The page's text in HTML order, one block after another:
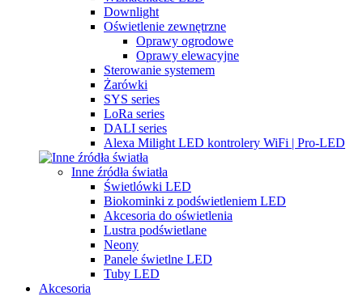
Downlight
Oświetlenie zewnętrzne
Oprawy ogrodowe
Oprawy elewacyjne
Sterowanie systemem
Żarówki
SYS series
LoRa series
DALI series
Alexa Milight LED kontrolery WiFi | Pro-LED
Inne źródła światła
Świetlówki LED
Biokominki z podświetleniem LED
Akcesoria do oświetlenia
Lustra podświetlane
Neony
Panele świetlne LED
Tuby LED
Akcesoria